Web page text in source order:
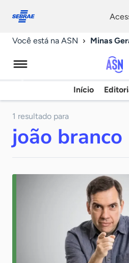
conosco
Você está na ASN Minas
Início
1 resultado para
joão branco